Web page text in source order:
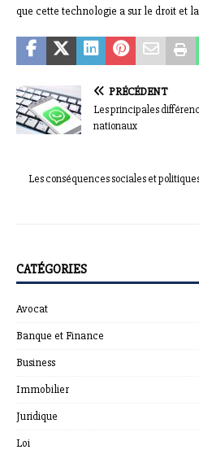
que cette technologie a sur le droit et
PRÉCÉDENT
Les principales
nationaux
Les conséquences sociales et
CATÉGORIES
Avocat
Banque et Finance
Business
Immobilier
Juridique
Loi